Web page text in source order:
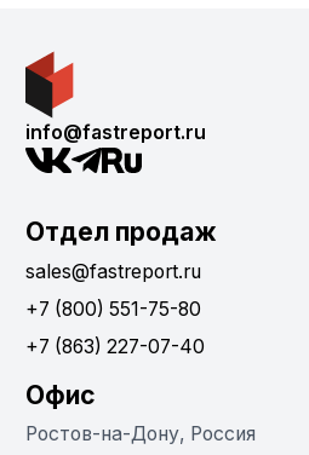
info@fastreport.ru
Отдел продаж
sales@fastreport.ru
+7 (800) 551-75-80
+7 (863) 227-07-40
Офис
Ростов-на-Дону, Россия